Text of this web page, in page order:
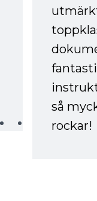
så
rockar!